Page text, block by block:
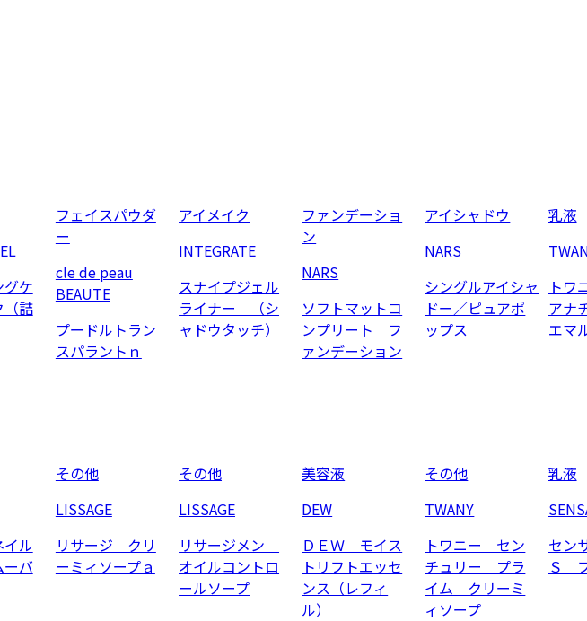
ケ
詰
フェイスパウダ
ー
cle de peau
BEAUTE
プードルトラン
スパラントｎ
アイメイク
INTEGRATE
スナイプジェル
ライナー （シ
ャドウタッチ）
ファンデーショ
ン
NARS
ソフトマットコ
ンプリート フ
ァンデーション
アイシャドウ
NARS
シングルアイシャ
ドー／ピュアポ
ップス
乳液
ト
アナ
エマ
ル
ーバ
その他
LISSAGE
リサージ クリ
ーミィソープａ
その他
LISSAGE
リサージメン
オイルコントロ
ールソープ
美容液
DEW
ＤＥＷ モイス
トリフトエッセ
ンス（レフィ
ル）
その他
TWANY
トワニー セン
チュリー プラ
イム クリーミ
ィソープ
乳液
セン
Ｓ